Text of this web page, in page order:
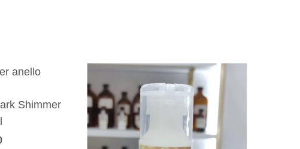
Shimmer